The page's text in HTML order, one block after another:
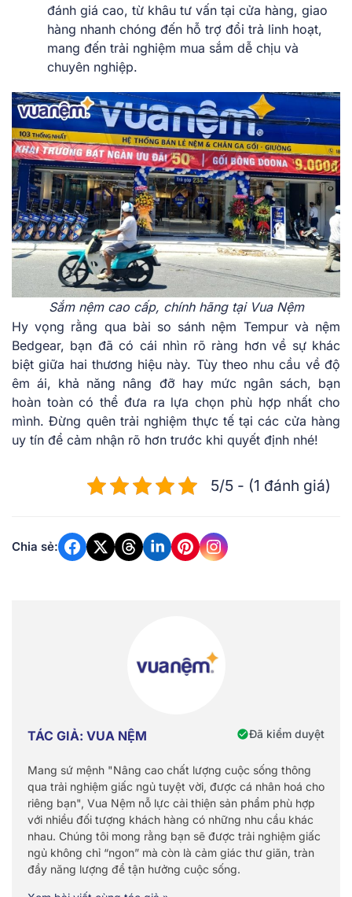
đánh giá cao, từ khâu tư vấn tại cửa hàng, giao
hàng nhanh chóng đến hỗ trợ đổi trả linh hoạt,
mang đến trải nghiệm mua sắm dễ chịu và
chuyên nghiệp.
Sắm nệm cao cấp, chính hãng tại Vua Nệm
Hy vọng rằng qua bài so sánh nệm Tempur và nệm
Bedgear, bạn đã có cái nhìn rõ ràng hơn về sự khác
biệt giữa hai thương hiệu này. Tùy theo nhu cầu về độ
êm ái, khả năng nâng đỡ hay mức ngân sách, bạn
hoàn toàn có thể đưa ra lựa chọn phù hợp nhất cho
mình. Đừng quên trải nghiệm thực tế tại các cửa hàng
uy tín để cảm nhận rõ hơn trước khi quyết định nhé!
5/5 - (1 đánh giá)
Chia sẻ:
TÁC GIẢ: VUA NỆM Đã kiểm duyệt
Mang sứ mệnh "Nâng cao chất lượng cuộc sống thông
qua trải nghiệm giấc ngủ tuyệt vời, được cá nhân hoá cho
riêng bạn", Vua Nệm nỗ lực cải thiện sản phẩm phù hợp
với nhiều đối tượng khách hàng có những nhu cầu khác
nhau. Chúng tôi mong rằng bạn sẽ được trải nghiệm giấc
ngủ không chỉ “ngon” mà còn là cảm giác thư giãn, tràn
đầy năng lượng để tận hưởng cuộc sống.